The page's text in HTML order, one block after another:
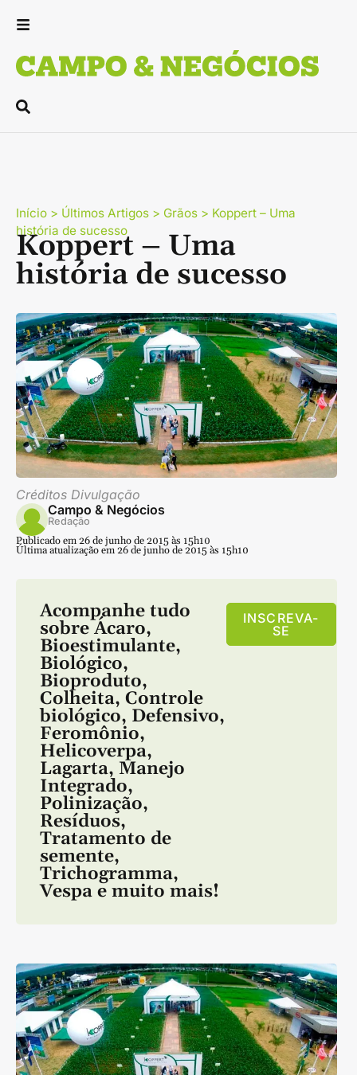
Início > Últimos Artigos > Grãos > Koppert – Uma
história de sucesso
Koppert – Uma
história de sucesso
Créditos Divulgação
Campo & Negócios
Redação
Publicado em 26 de junho de 2015 às 15h10
Última atualização em 26 de junho de 2015 às 15h10
Acompanhe tudo
sobre Ácaro,
Bioestimulante,
Biológico,
Bioproduto,
Colheita, Controle
biológico, Defensivo,
Feromônio,
Helicoverpa,
Lagarta, Manejo
Integrado,
Polinização,
Resíduos,
Tratamento de
semente,
Trichogramma,
Vespa e muito mais!
INSCREVA-
SE